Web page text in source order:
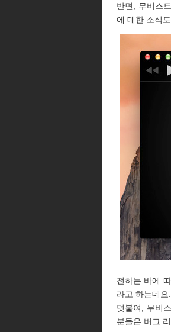
반면, 무비스
에 대한 소식
전하는 바에
라고 하는데
덧붙여, 무비
분들은 버그